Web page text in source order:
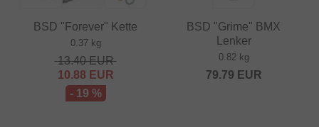
BSD "Forever" Kette
0.37 kg
13.40EUR
10.88 EUR
- 19 %
BSD "Grime" BMX
Lenker
0.82 kg
79.79 EUR